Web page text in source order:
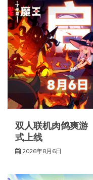
双人联机肉鸽爽游
式上线
2026年8月6日